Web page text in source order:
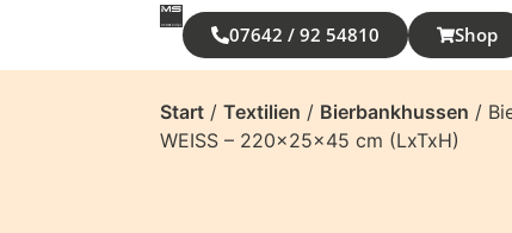
07642 / 92 54810 Shop
Start /Textilien / Bierbankhussen /
WEISS – 220x25x45 cm (LxTxH)